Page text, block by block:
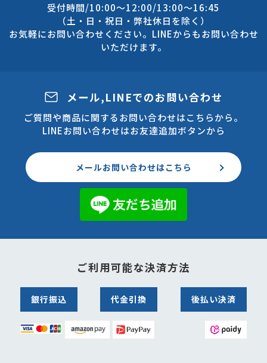
受付時間/10:00～12:00/13:00～16:45
（土・日・祝日・弊社休日を除く）
お気軽にお問い合わせください。LINEからもお問い合わせ
いただけます。
メール,LINEでのお問い合わせ
ご質問や商品に関するお問い合わせはこちらから。
LINEお問い合わせはお友達追加ボタンから
メールお問い合わせはこちら
ご利用可能な決済方法
銀行振込 代金引換 後払い決済